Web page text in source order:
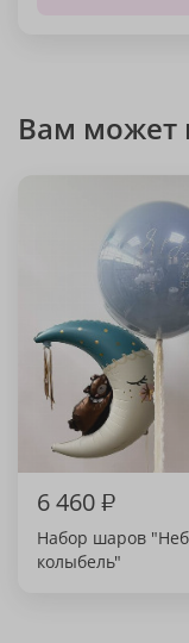
Вам может
6 460₽
Набор шаров
колыбель"